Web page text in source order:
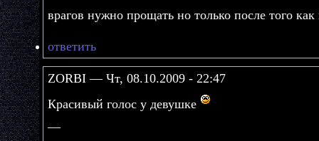
врагов нужно прощать но только после того как
ответить
ZORBI — Чт, 08.10.2009 - 22:47
Красивый голос у девушке
—